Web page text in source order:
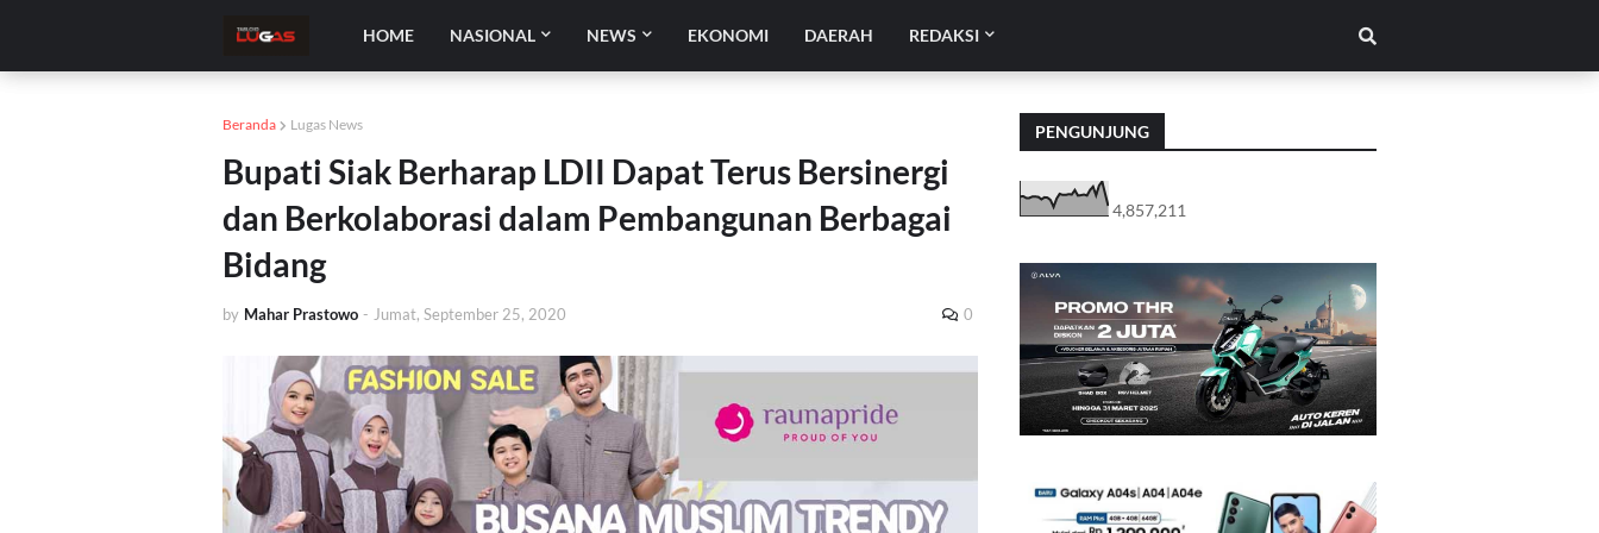
HOME NASIONAL NEWS EKONOMI DAERAH REDAKSI
Beranda Lugas News
Bupati Siak Berharap LDII Dapat Terus Bersinergi
dan Berkolaborasi dalam Pembangunan Berbagai
Bidang
by Mahar Prastowo - Jumat, September 25, 2020 0
PENGUNJUNG
4,857,211